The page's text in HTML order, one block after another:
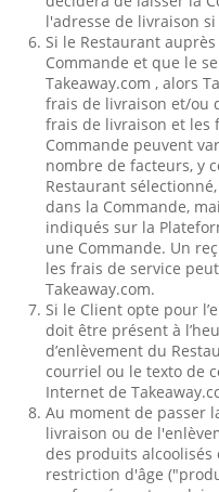
l'adresse de livraison
Si le Restaurant
Commande et que le
Takeaway.com , alors
frais de livraison et/ou
frais de livraison et les
Commande peuvent
nombre de facteurs, y
Restaurant
dans la Commande,
indiqués sur la
une Commande. Un
les frais de service
Takeaway.com.
Si le Client opte pour
doit être présent à
d’enlèvement du
courriel ou le texto de
Internet de
Au moment de passer
livraison ou de
des produits
restriction d'âge